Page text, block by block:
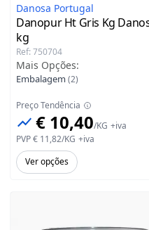
Danosa Portugal
Danopur Ht Gris Kg
kg
Ref: 750704
Mais Opções:
Embalagem (2)
Preço Tendência
€ 10,40/KG +iva
PVP€ 11,82/KG +iva
Ver opções